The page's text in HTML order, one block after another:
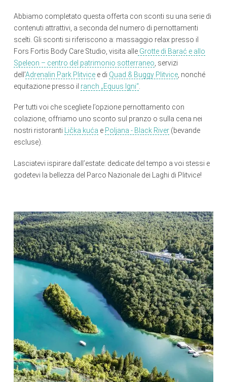
Abbiamo completato questa offerta con sconti su una serie di
contenuti attrattivi, a seconda del numero di pernottamenti
scelti. Gli sconti si riferiscono a: massaggio relax presso il
Fors Fortis Body Care Studio, visita alleGrotte di Barać e allo
Speleon – centro del patrimonio sotterraneo , servizi
dell’Adrenalin Park Plitvicee di Quad & Buggy Plitvice, nonché
equitazione presso il ranch „Equus Igni“.
Per tutti voi che scegliete l’opzione pernottamento con
colazione, offriamo uno sconto sul pranzo o sulla cena nei
nostri ristoranti Lička kuća e Poljana - Black River(bevande
escluse).
Lasciatevi ispirare dall’estate: dedicate del tempo a voi stessi e
godetevi la bellezza del Parco Nazionale dei Laghi di Plitvice!